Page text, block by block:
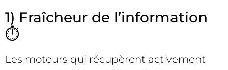
1) Fraîcheur de l’information
⏱️
Les moteurs qui récupèrent activement